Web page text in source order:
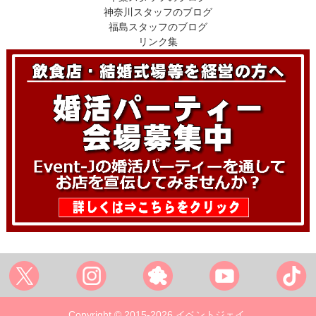
神奈川スタッフのブログ
福島スタッフのブログ
リンク集